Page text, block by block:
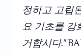
정하고 고립
요 기초를 강
거합시다."